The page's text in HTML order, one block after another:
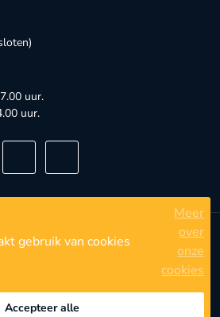
uur.
uur.
voorwaarden
Privacyinstellingen
gebruik van cookies
Meer
over
onze
cookies
Accepteer alle